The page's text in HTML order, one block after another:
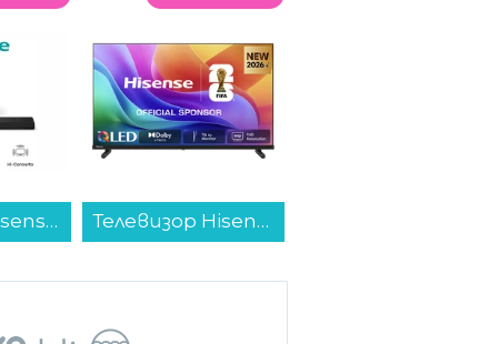
Саундбар Hisense AX3120Q... Телевизор Hisense 32A5S , 1920x1080 FULL HD , 32 inch, 80 см, QLED ...